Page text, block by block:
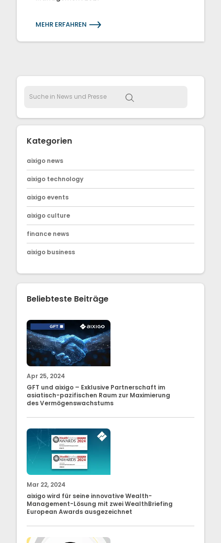
MEHR ERFAHREN
Kategorien
aixigo news
aixigo technology
aixigo events
aixigo culture
finance news
aixigo business
Beliebteste Beiträge
Apr 25, 2024
GFT und aixigo – Exklusive Partnerschaft im
asiatisch-pazifischen Raum zur Maximierung
des Vermögenswachstums
Mar 22, 2024
aixigo wird für seine innovative Wealth-
Management-Lösung mit zwei WealthBriefing
European Awards ausgezeichnet